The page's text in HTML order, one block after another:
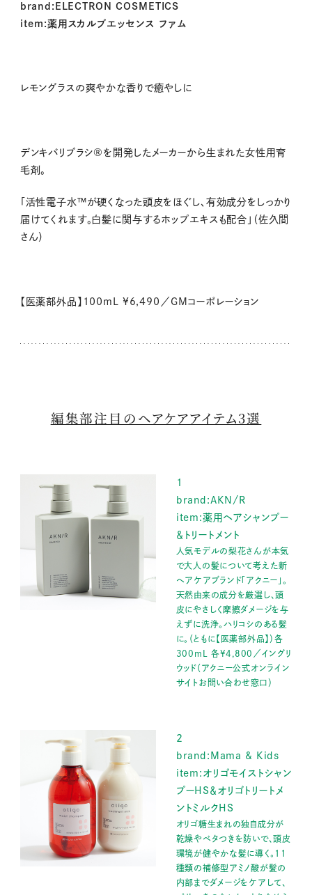
brand:ELECTRON COSMETICS
item:薬用スカルプエッセンス ファム
レモングラスの爽やかな香りで癒やしに
デンキバリブラシ®を開発したメーカーから生まれた女性用育
毛剤。
「活性電子水™が硬くなった頭皮をほぐし、有効成分をしっかり
届けてくれます。白髪に関与するホップエキスも配合」（佐久間
さん）
【医薬部外品】100mL ¥6,490／GMコーポレーション
編集部注目のヘアケアアイテム3選
1
brand:AKN/R
item:薬用ヘアシャンプー
＆トリートメント
人気モデルの梨花さんが本気
で大人の髪について考えた新
ヘアケアブランド「アクニー」。
天然由来の成分を厳選し、頭
皮にやさしく摩擦ダメージを与
えずに洗浄。ハリコシのある髪
に。（ともに【医薬部外品】）各
300mL 各¥4,800／イングリ
ウッド（アクニー公式オンライン
サイトお問い合わせ窓口）
2
brand:Mama & Kids
item:オリゴモイストシャン
プーHS＆オリゴトリートメ
ントミルクHS
オリゴ糖生まれの独自成分が
乾燥やベタつきを防いで、頭皮
環境が健やかな髪に導く。11
種類の補修型アミノ酸が髪の
内部までダメージをケアして、